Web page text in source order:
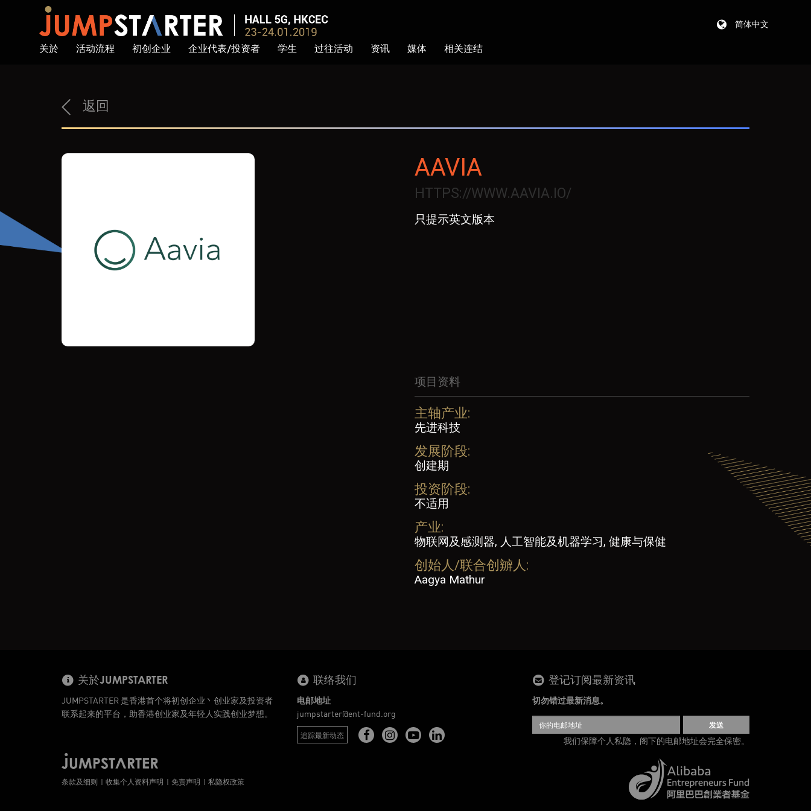
关於 活动流程 初创企业 企业代表/投资者 学生 过往活动 资讯 媒体 相关连结
简体中文
返回
AAVIA
HTTPS://WWW.AAVIA.IO/
只提示英文版本
项目资料
主轴产业:
先进科技
发展阶段:
创建期
投资阶段:
不适用
产业:
物联网及感测器, 人工智能及机器学习, 健康与保健
创始人/联合创辧人:
Aagya Mathur
关於JUMPSTARTER
JUMPSTARTER 是香港首个将初创企业丶创业家及投资者
联系起来的平台，助香港创业家及年轻人实践创业梦想。
联络我们
电邮地址
jumpstarter@ent-fund.org
追踪最新动态
登记订阅最新资讯
切勿错过最新消息。
发送
我们保障个人私隐，阁下的电邮地址会完全保密。
条款及细则 收集个人资料声明 免责声明 私隐权政策